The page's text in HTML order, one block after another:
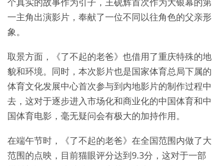
一主角出演影片，奉献了一位不同以往角色的父亲形
象。
取景方面，《了不起的老爸》也借用了重庆特殊的地
貌和环境。同时，本次影片也是国家体育总局下属的
体育文化发展中心首次参与到内地影片的制作过程中
去，这对于逐步进入市场化和商业化的中国体育和中
国体育电影，毫无疑问会有极大的加持作用。
在端午节时，《了不起的老爸》在全国范围内做了大
范围的点映，目前猫眼评分达到9.3分，这对于一部